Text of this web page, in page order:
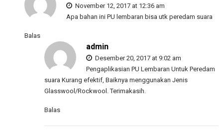
November 12, 2017 at 12:36 am
Apa bahan ini PU lembaran bisa utk peredam suara
Balas
admin
Desember 20, 2017 at 9:02 am
Pengaplikasian PU Lembaran Untuk Peredam
suara Kurang efektif, Baiknya menggunakan Jenis
Glasswool/Rockwool. Terimakasih.
Balas